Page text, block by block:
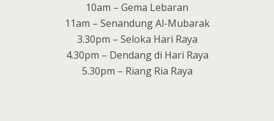
10am – Gema Lebaran
11am – Senandung Al-Mubarak
3.30pm – Seloka Hari Raya
4.30pm – Dendang di Hari Raya
5.30pm – Riang Ria Raya